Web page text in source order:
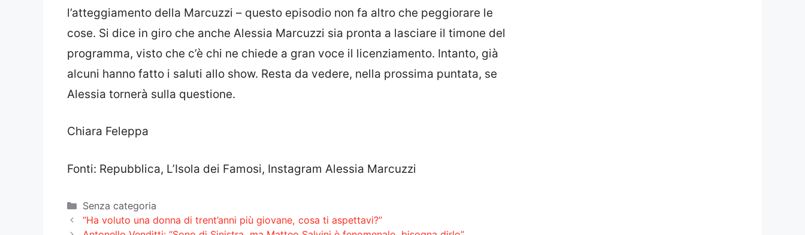
l’atteggiamento della Marcuzzi – questo episodio non fa altro che peggiorare le
cose. Si dice in giro che anche Alessia Marcuzzi sia pronta a lasciare il timone del
programma, visto che c’è chi ne chiede a gran voce il licenziamento. Intanto, già
alcuni hanno fatto i saluti allo show. Resta da vedere, nella prossima puntata, se
Alessia tornerà sulla questione.
Chiara Feleppa
Fonti: Repubblica, L’Isola dei Famosi, Instagram Alessia Marcuzzi
Categorie
Senza categoria
“Ha voluto una donna di trent’anni più giovane, cosa ti aspettavi?”